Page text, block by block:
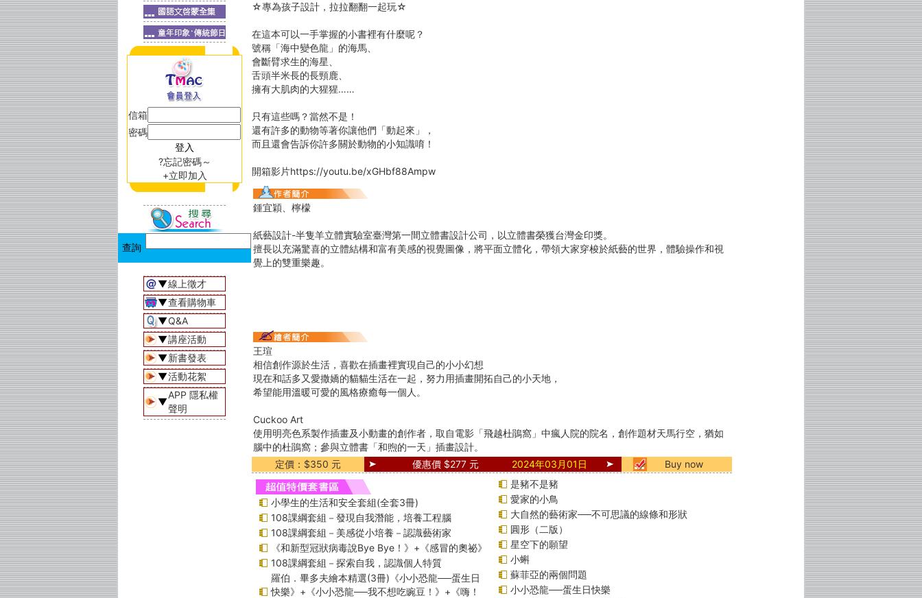
信箱
密碼
?忘記密碼～
+立即加入
▼線上徵才
▼查看購物車
▼Q&A
▼講座活動
▼新書發表
▼活動花絮
▼
APP 隱私權
聲明
☆專為孩子設計，拉拉翻翻一起玩☆
在這本可以一手掌握的小書裡有什麼呢？
號稱「海中變色龍」的海馬、
會斷臂求生的海星、
舌頭半米長的長頸鹿、
擁有大肌肉的大猩猩……
只有這些嗎？當然不是！
還有許多的動物等著你讓他們「動起來」，
而且還會告訴你許多關於動物的小知識唷！
開箱影片https://youtu.be/xGHbf88Ampw
鍾宜穎、檸檬
紙藝設計-半隻羊立體實驗室臺灣第一間立體書設計公司，以立體書榮獲台灣金印獎。
擅長以充滿驚喜的立體結構和富有美感的視覺圖像，將平面立體化，帶領大家穿梭於紙藝的世界，體驗操作和視
覺上的雙重樂趣。
王瑄
相信創作源於生活，喜歡在插畫裡實現自己的小小幻想
現在和話多又愛撒嬌的貓貓生活在一起，努力用插畫開拓自己的小天地，
希望能用溫暖可愛的風格療癒每一個人。
Cuckoo Art
使用明亮色系製作插畫及小動畫的創作者，取自電影「飛越杜鵑窩」中瘋人院的院名，創作題材天馬行空，猶如
腦中的杜鵑窩；參與立體書「和煦的一天」插畫設計。
定價：$350 元
優惠價 $277 元 2024年03月01日 Buy now
小學生的生活和安全套組(全套3冊)
108課綱套組－發現自我潛能，培養工程腦
108課綱套組－美感從小培養－認識藝術家
《和新型冠狀病毒說Bye Bye！》+《感冒的奧祕》
108課綱套組－探索自我，認識個人特質
羅伯．畢多夫繪本精選(3冊)《小小恐龍──蛋生日
快樂》+《小小恐龍──我不想吃豌豆！》+《嗨！
是豬不是豬
愛家的小鳥
大自然的藝術家──不可思議的線條和形狀
圓形（二版）
星空下的願望
小蝌
蘇菲亞的兩個問題
小小恐龍──蛋生日快樂